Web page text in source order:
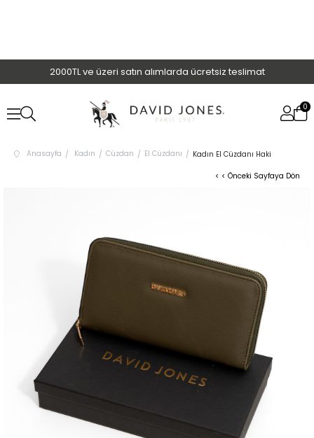
2000TL ve üzeri satın alımlarda ücretsiz teslimat
0
Anasayfa Kadın Cüzdan El Cüzdanı Kadın El Cüzdanı Haki
< < Önceki Sayfaya Dön